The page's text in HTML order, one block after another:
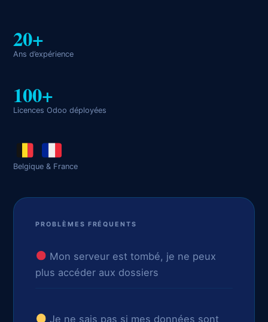
20+
Ans d’expérience
100+
Licences Odoo déployées
Belgique & France
PROBLÈMES FRÉQUENTS
Mon serveur est tombé, je ne peux
plus accéder aux dossiers
Je ne sais pas si mes données sont